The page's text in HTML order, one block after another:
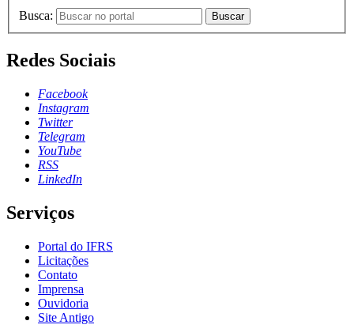
Busca: Buscar
Redes Sociais
Facebook
Instagram
Twitter
Telegram
YouTube
RSS
LinkedIn
Serviços
Portal do IFRS
Licitações
Contato
Imprensa
Ouvidoria
Site Antigo